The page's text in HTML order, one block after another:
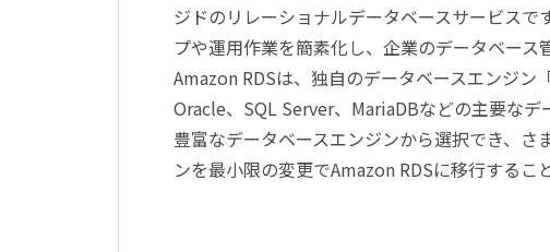
ジドのリレーショナルデータベースサービス
プや運用作業を簡素化し、企業のデータベース
Amazon RDSは、独自のデータベースエンジン
Oracle、SQL Server、MariaDBなどの主要な
豊富なデータベースエンジンから選択でき、
ンを最小限の変更でAmazon RDSに移行するこ